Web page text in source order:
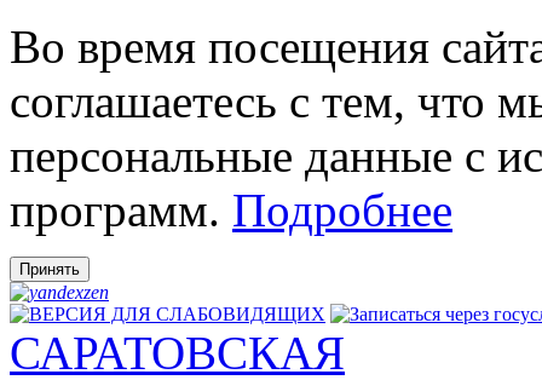
Во время посещения
соглашаетесь с тем, что
персональные данные с
программ. Подробнее
Принять
САРАТОВСКАЯ